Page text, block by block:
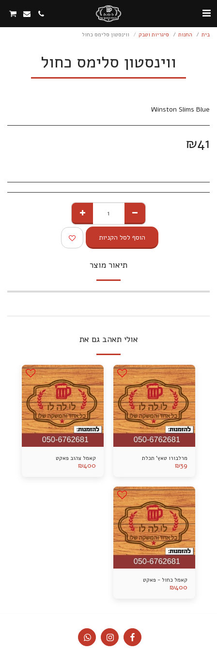
בית החנות סיגריות וטבק ווינסטון סלימס כחול
ווינסטון סלימס כחול
Winston Slims Blue
₪41
הוסף לסל הקניות
תיאור מוצר
אולי תאהב גם את
מרלבורו טאץ' תכלת
₪39
קאמל צהוב פאקט
₪400
קאמל כחול - פאקט
₪400